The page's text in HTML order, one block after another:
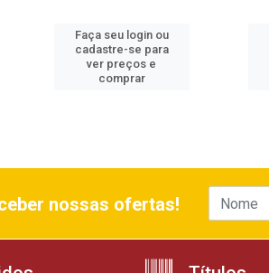
Faça seu login ou
cadastre-se para
ver preços e
comprar
nossas ofertas!